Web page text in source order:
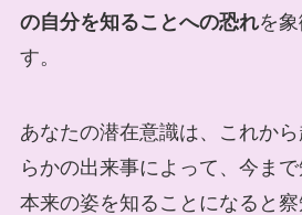
の自分を知ることへの恐れを
す。
あなたの潜在意識は、これか
らかの出来事によって、今ま
本来の姿を知ることになると